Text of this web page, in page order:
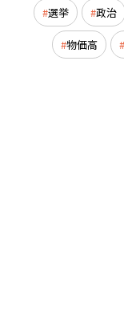
選挙 政治
物価高